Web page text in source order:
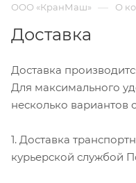
ООО «КранМаш» — О
Доставка
Доставка
Для максимального
несколько вариантов
1. Доставка
курьерской службой